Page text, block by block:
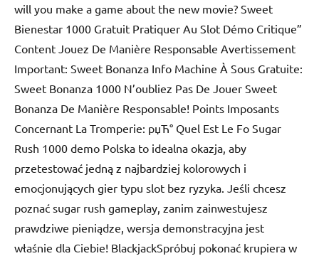
will you make a game about the new movie? Sweet
Bienestar 1000 Gratuit Pratiquer Au Slot Démo Critique”
Content Jouez De Manière Responsable Avertissement
Important: Sweet Bonanza Info Machine À Sous Gratuite:
Sweet Bonanza 1000 N’oubliez Pas De Jouer Sweet
Bonanza De Manière Responsable! Points Imposants
Concernant La Tromperie: рџЋ° Quel Est Le Fo Sugar
Rush 1000 demo Polska to idealna okazja, aby
przetestować jedną z najbardziej kolorowych i
emocjonujących gier typu slot bez ryzyka. Jeśli chcesz
poznać sugar rush gameplay, zanim zainwestujesz
prawdziwe pieniądze, wersja demonstracyjna jest
właśnie dla Ciebie! BlackjackSpróbuj pokonać krupiera w